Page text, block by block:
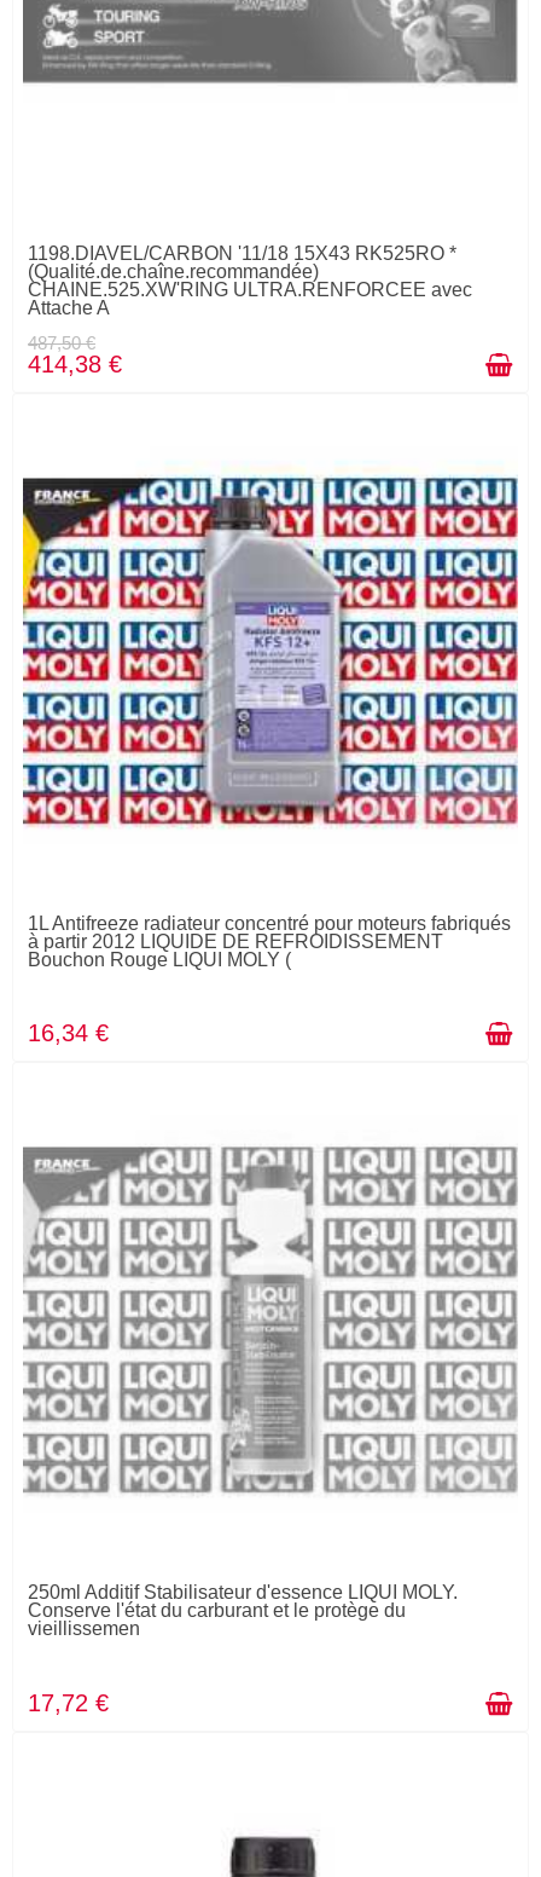
1198.DIAVEL/CARBON '11/18 15X43 RK525RO *
(Qualité.de.chaîne.recommandée)
CHAINE.525.XW'RING ULTRA.RENFORCEE avec
Attache A
487,50 €
414,38 €
1L Antifreeze radiateur concentré pour moteurs fabriqués
à partir 2012 LIQUIDE DE REFROIDISSEMENT
Bouchon Rouge LIQUI MOLY (
16,34 €
250ml Additif Stabilisateur d'essence LIQUI MOLY.
Conserve l'état du carburant et le protège du
vieillissemen
17,72 €